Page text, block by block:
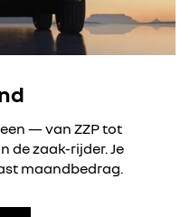
— van ZZP tot
de zaak-rijder. Je
maandbedrag.